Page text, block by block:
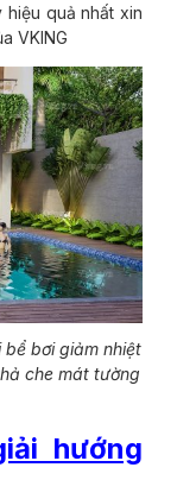
quả nhất xin
VKING
bơi giảm nhiệt
che mát tường
hướng